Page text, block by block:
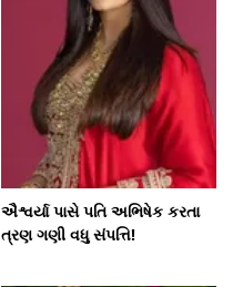
ઐશ્વર્યા પાસે પતિ અભિષેક કરતા
ત્રણ ગણી વધુ સંપત્તિ!